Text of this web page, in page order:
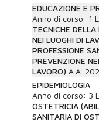
EDUCAZIONE E
Anno di corso: 1
TECNICHE
NEI LUOGHI DI
PROFESSIONE
PREVENZIONE
LAVORO) A.A.
EPIDEMIOLOGIA
Anno di corso: 3
OSTETRICIA
SANITARIA DI